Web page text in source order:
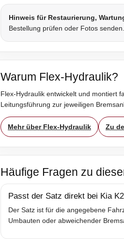
Hinweis für Restaurierung,
Bestellung prüfen oder Fotos
Warum Flex-Hydraulik?
Flex-Hydraulik entwickelt und montiert
Leitungsführung zur jeweiligen
Mehr über Flex-Hydraulik Zu
Häufige Fragen zu
Passt der Satz direkt bei Kia
Der Satz ist für die angegebene
Umbauten oder abweichender